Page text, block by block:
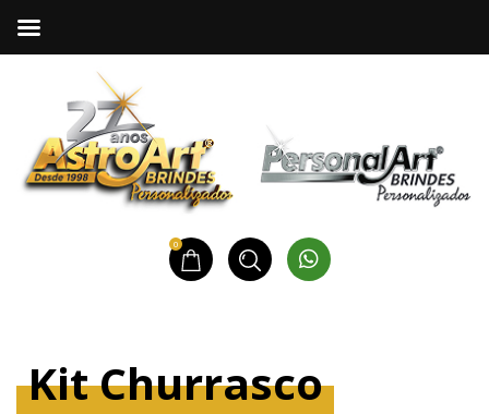
0
Kit Churrasco